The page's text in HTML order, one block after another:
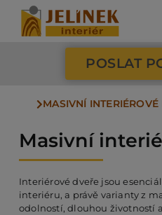
Přeskočit
obsah
POSLAT
MASIVNÍ INTERIÉROVÉ
Masivní
Interiérové dveře jsou
interiéru, a právě varianty z
odolností, dlouhou životností